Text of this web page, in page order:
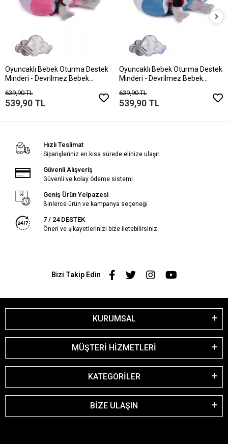
Oyuncaklı Bebek Oturma Destek
Minderi - Devrilmez Bebek
Pembe Lila
639,90 TL
539,90 TL
Oyuncaklı Bebek Oturma Destek
Minderi - Devrilmez Bebek
Mavi Beyaz
639,90 TL
539,90 TL
Hızlı Teslimat
Siparişleriniz en kısa sürede elinize ulaşır.
Güvenli Alışveriş
Güvenli ve kolay ödeme sistemi
Geniş Ürün Yelpazesi
Binlerce ürün ve kampanya seçeneği
7 / 24 DESTEK
Öneri ve şikayetlerinizi bize iletebilirsiniz.
Bizi Takip Edin
KURUMSAL
MÜŞTERİ HİZMETLERİ
KATEGORİLER
BİZE ULAŞIN